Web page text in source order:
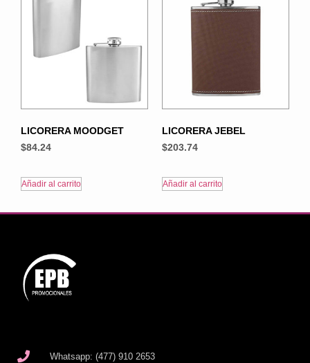
LICORERA MOODGET
$84.24
Añadir al carrito
LICORERA JEBEL
$203.74
Añadir al carrito
Whatsapp: (477) 910 2653